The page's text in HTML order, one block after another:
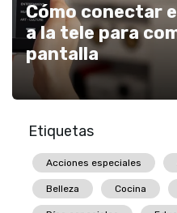
Cómo conectar
a la tele para
pantalla
Etiquetas
Acciones especiales
Belleza Cocina